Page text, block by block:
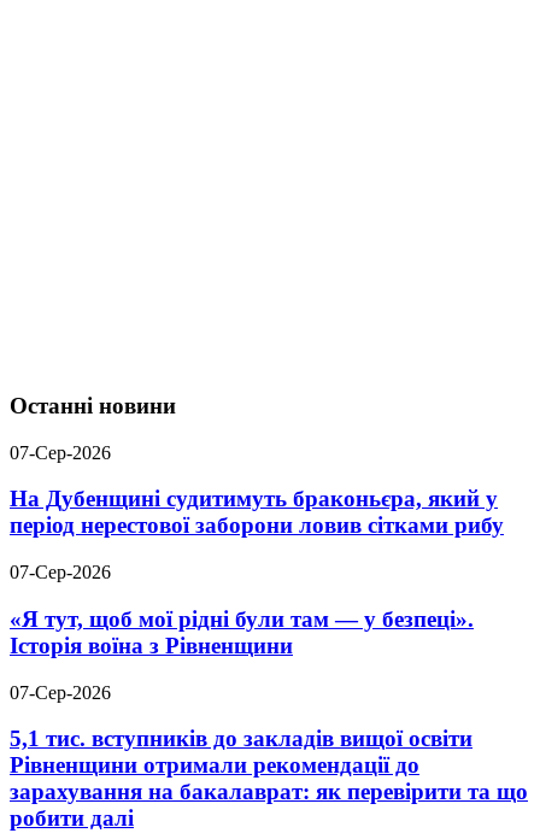
Останні новини
07-Сер-2026
На Дубенщині судитимуть браконьєра, який у
період нерестової заборони ловив сітками рибу
07-Сер-2026
«Я тут, щоб мої рідні були там — у безпеці».
Історія воїна з Рівненщини
07-Сер-2026
5,1 тис. вступників до закладів вищої освіти
Рівненщини отримали рекомендації до
зарахування на бакалаврат: як перевірити та що
робити далі